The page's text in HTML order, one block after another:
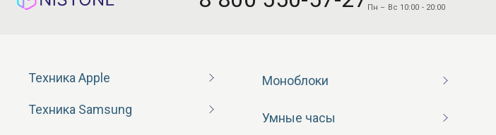
Пн – Вс 10:00 - 20:00
Техника Apple
Техника Samsung
Моноблоки
Умные часы